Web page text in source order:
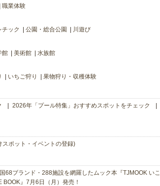
職業体験
チック 公園・総合公園 川遊び
館 美術館 水族館
いちご狩り 果物狩り・収穫体験
2026年「プール特集」おすすめスポットをチェック
ポット・イベントの登録)
68ブランド・288施設を網羅したムック本『TJMOOK いこ
』7月6日（月）発売！